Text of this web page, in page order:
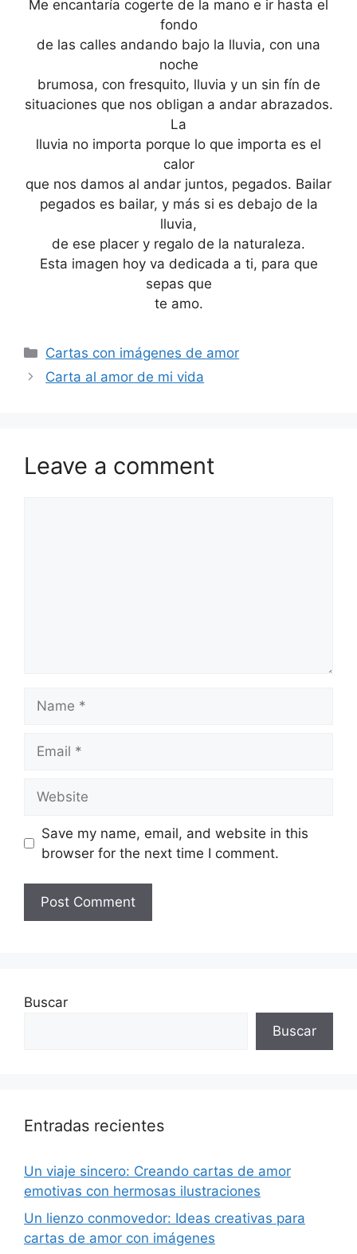
Me encantaría cogerte de la mano e ir hasta el
fondo
de las calles andando bajo la lluvia, con una
noche
brumosa, con fresquito, lluvia y un sin fín de
situaciones que nos obligan a andar abrazados.
La
lluvia no importa porque lo que importa es el
calor
que nos damos al andar juntos, pegados. Bailar
pegados es bailar, y más si es debajo de la
lluvia,
de ese placer y regalo de la naturaleza.
Esta imagen hoy va dedicada a ti, para que
sepas que
te amo.
Categories
Cartas con imágenes de amor
Carta al amor de mi vida
Leave a comment
Save my name, email, and website in this
browser for the next time I comment.
Buscar
Buscar
Entradas recientes
Un viaje sincero: Creando cartas de amor
emotivas con hermosas ilustraciones
Un lienzo conmovedor: Ideas creativas para
cartas de amor con imágenes